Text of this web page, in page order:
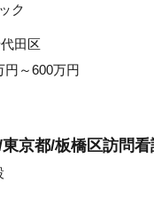
ク
田区
円～600万円
京都/板橋区訪問